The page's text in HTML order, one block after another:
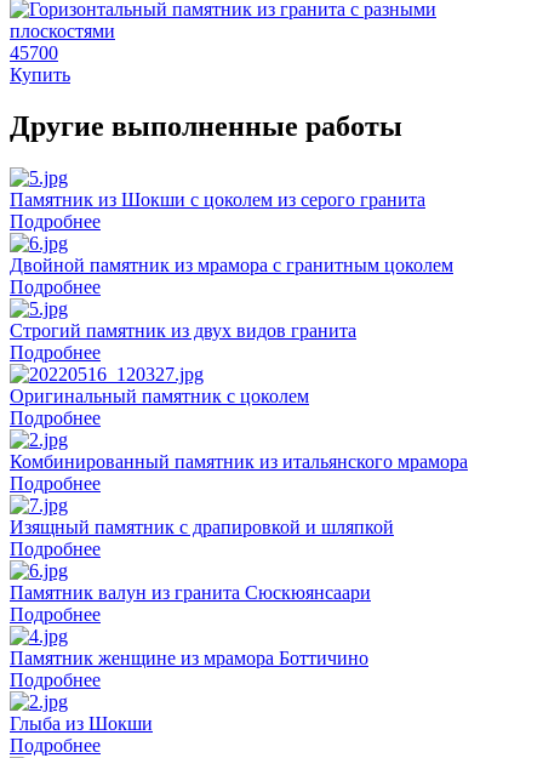
45700
Купить
Другие выполненные работы
Памятник из Шокши с цоколем из серого гранита
Подробнее
Двойной памятник из мрамора с гранитным цоколем
Подробнее
Строгий памятник из двух видов гранита
Подробнее
Оригинальный памятник с цоколем
Подробнее
Комбинированный памятник из итальянского мрамора
Подробнее
Изящный памятник с драпировкой и шляпкой
Подробнее
Памятник валун из гранита Сюскюянсаари
Подробнее
Памятник женщине из мрамора Боттичино
Подробнее
Глыба из Шокши
Подробнее